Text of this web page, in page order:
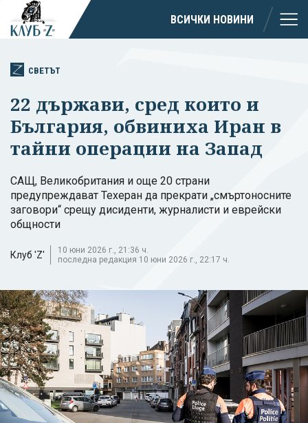
ВСИЧКИ НОВИНИ
СВЕТЪТ
22 държави, сред които и
България, обвиниха Иран в
тайни операции на Запад
САЩ, Великобритания и още 20 страни
предупреждават Техеран да прекрати „смъртоносните
заговори“ срещу дисиденти, журналисти и еврейски
общности
Клуб 'Z'
10 юни 2026 г., 21:36 ч.
последна редакция 10 юни 2026 г., 22:17 ч.